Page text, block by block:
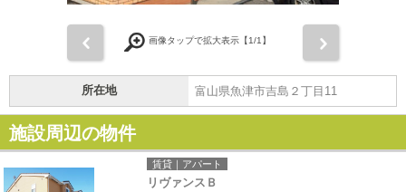
画像タップで拡大表示【1/1】
所在地 富山県魚津市吉島２丁目11
施設周辺の物件
賃貸｜アパート
リヴァンスＢ